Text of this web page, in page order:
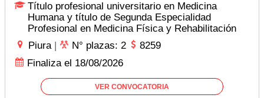
Título profesional universitario en Medicina
Humana y título de Segunda Especialidad
Profesional en Medicina Física y Rehabilitación
Piura | N° plazas: 2
8259
Finaliza el 18/08/2026
VER CONVOCATORIA